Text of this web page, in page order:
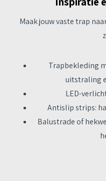
Maak jouw vaste trap
Trapbekleding
uitstraling
LED-
Antislip strips:
Balustrade of